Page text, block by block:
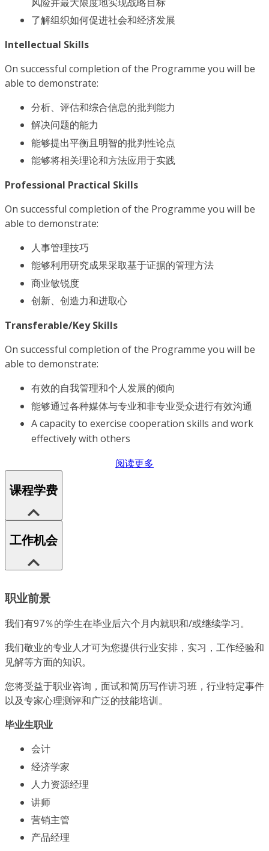
了解组织如何促进社会和经济发展
Intellectual Skills
On successful completion of the Programme you will be
able to demonstrate:
分析、评估和综合信息的批判能力
解决问题的能力
能够提出平衡且明智的批判性论点
能够将相关理论和方法应用于实践
Professional Practical Skills
On successful completion of the Programme you will be
able to demonstrate:
人事管理技巧
能够利用研究成果采取基于证据的管理方法
商业敏锐度
创新、创造力和进取心
Transferable/Key Skills
On successful completion of the Programme you will be
able to demonstrate:
有效的自我管理和个人发展的倾向
能够通过各种媒体与专业和非专业受众进行有效沟通
A capacity to exercise cooperation skills and work
effectively with others
阅读更多
课程学费
工作机会
职业前景
我们有97％的学生在毕业后六个月内就职和/或继续学习。
我们敬业的专业人才可为您提供行业安排，实习，工作经验和
见解等方面的知识。
您将受益于职业咨询，面试和简历写作讲习班，行业特定事件
以及专家心理测评和广泛的技能培训。
毕业生职业
会计
经济学家
人力资源经理
讲师
营销主管
产品经理